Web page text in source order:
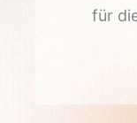
für